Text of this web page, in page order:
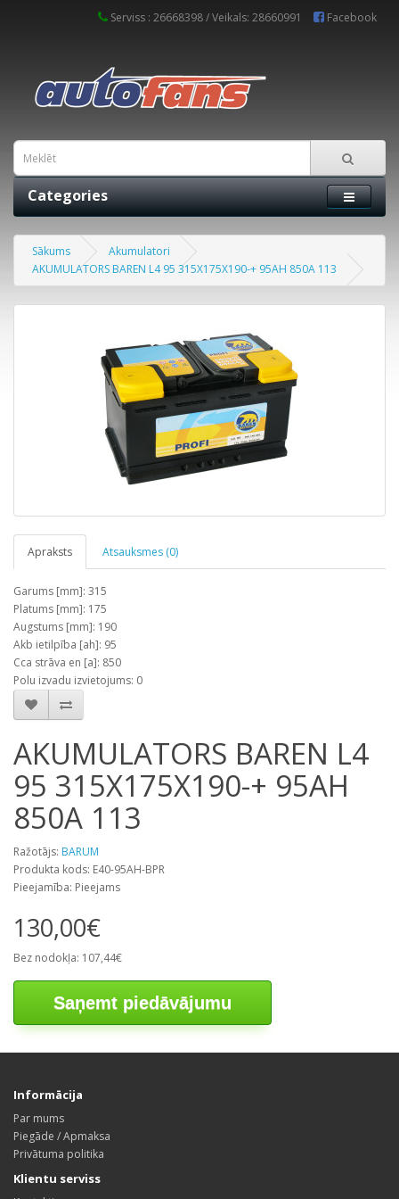
Serviss : 26668398 / Veikals: 28660991 Facebook
Categories
Sākums
Akumulatori
AKUMULATORS BAREN L4 95 315X175X190-+ 95AH 850A 113
Apraksts Atsauksmes (0)
Garums [mm]: 315
Platums [mm]: 175
Augstums [mm]: 190
Akb ietilpība [ah]: 95
Cca strāva en [a]: 850
Polu izvadu izvietojums: 0
AKUMULATORS BAREN L4
95 315X175X190-+ 95AH
850A 113
Ražotājs: BARUM
Produkta kods: E40-95AH-BPR
Pieejamība: Pieejams
130,00€
Bez nodokļa: 107,44€
Saņemt piedāvājumu
Informācija
Par mums
Piegāde / Apmaksa
Privātuma politika
Klientu serviss